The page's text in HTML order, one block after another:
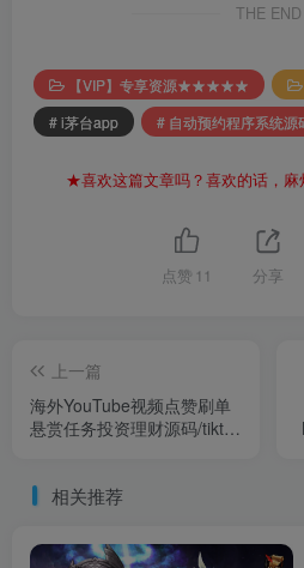
THE END
【VIP】专享资源★★★★★
# i茅台app
# 自动预约程序系统源
★喜欢这篇文章吗？喜欢的话，
点赞 11 分享
上一篇
海外YouTube视频点赞刷单
悬赏任务投资理财源码/tiktok
相关推荐